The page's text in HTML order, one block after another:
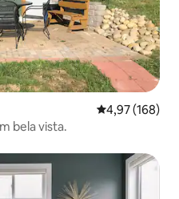
4,97 de uma
4,97 (168)
bela vista.
hóspedes